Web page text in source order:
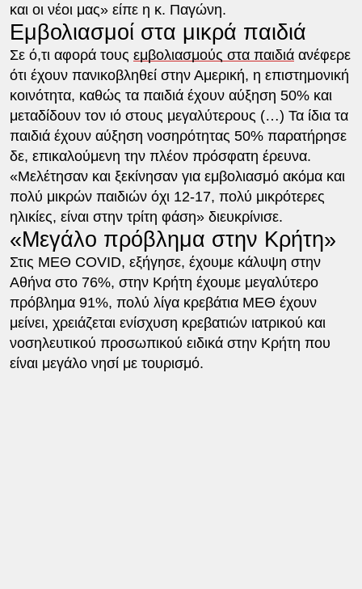
και οι νέοι μας» είπε η κ. Παγώνη.
Εμβολιασμοί στα μικρά παιδιά
Σε ό,τι αφορά τους εμβολιασμούς στα παιδιάανέφερε
ότι έχουν πανικοβληθεί στην Αμερική, η επιστημονική
κοινότητα, καθώς τα παιδιά έχουν αύξηση 50% και
μεταδίδουν τον ιό στους μεγαλύτερους (…) Τα ίδια τα
παιδιά έχουν αύξηση νοσηρότητας 50% παρατήρησε
δε, επικαλούμενη την πλέον πρόσφατη έρευνα.
«Μελέτησαν και ξεκίνησαν για εμβολιασμό ακόμα και
πολύ μικρών παιδιών όχι 12-17, πολύ μικρότερες
ηλικίες, είναι στην τρίτη φάση» διευκρίνισε.
«Μεγάλο πρόβλημα στην Κρήτη»
Στις ΜΕΘ COVID, εξήγησε, έχουμε κάλυψη στην
Αθήνα στο 76%, στην Κρήτη έχουμε μεγαλύτερο
πρόβλημα 91%, πολύ λίγα κρεβάτια ΜΕΘ έχουν
μείνει, χρειάζεται ενίσχυση κρεβατιών ιατρικού και
νοσηλευτικού προσωπικού ειδικά στην Κρήτη που
είναι μεγάλο νησί με τουρισμό.